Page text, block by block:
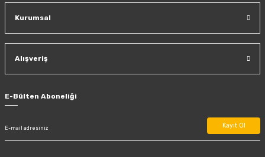
Kurumsal
Alışveriş
E-Bülten Aboneliği
Kayıt Ol